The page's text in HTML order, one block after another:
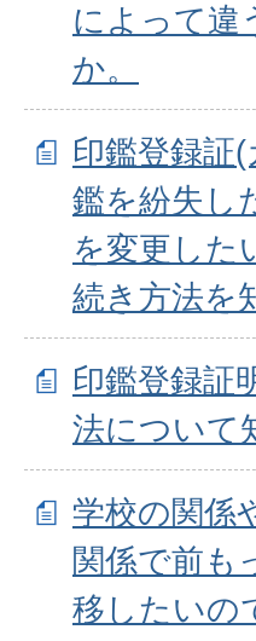
によって違
か。
印鑑登録証
鑑を紛失し
を変更した
続き方法を
印鑑登録証
法について
学校の関係
関係で前も
移したいの